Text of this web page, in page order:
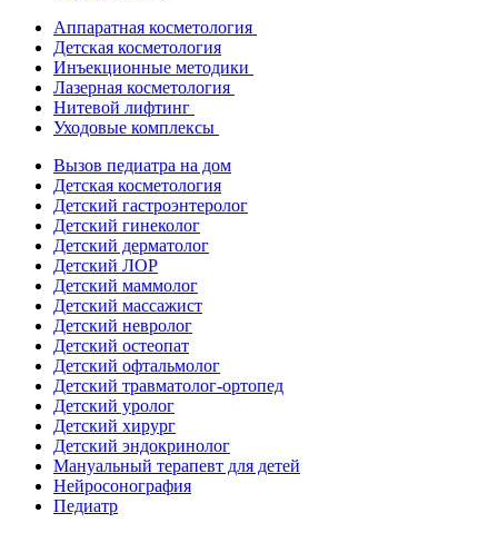
Аппаратная косметология
Детская косметология
Инъекционные методики
Лазерная косметология
Нитевой лифтинг
Уходовые комплексы
Вызов педиатра на дом
Детская косметология
Детский гастроэнтеролог
Детский гинеколог
Детский дерматолог
Детский ЛОР
Детский маммолог
Детский массажист
Детский невролог
Детский остеопат
Детский офтальмолог
Детский травматолог-ортопед
Детский уролог
Детский хирург
Детский эндокринолог
Мануальный терапевт для детей
Нейросонография
Педиатр